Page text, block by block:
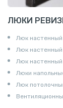
ЛЮКИ
Люк настенный
Люк настенный
Люк настенный
Люки
Люк